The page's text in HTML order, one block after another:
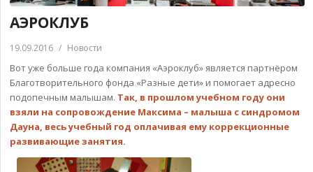
АЭРОКЛУБ
19.09.2016 / Новости
Вот уже больше года компания «Аэроклуб» является партнёром
Благотворительного фонда «Разные дети» и помогает адресно
подопечным малышам. Так, в прошлом учебном году они
взяли на сопровождение Максима – малыша с синдромом
Дауна, весь учебный год оплачивая ему коррекционные
развивающие занятия.